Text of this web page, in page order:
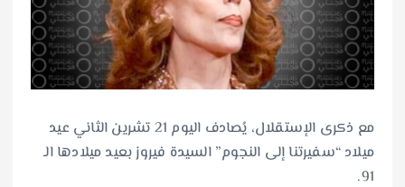
مع ذكرى الإستقلال، يُصادف اليوم 21 تشرين الثاني عيد
ميلاد “سفيرتنا إلى النجوم” السيدة فيروز بعيد ميلادها الـ
91.